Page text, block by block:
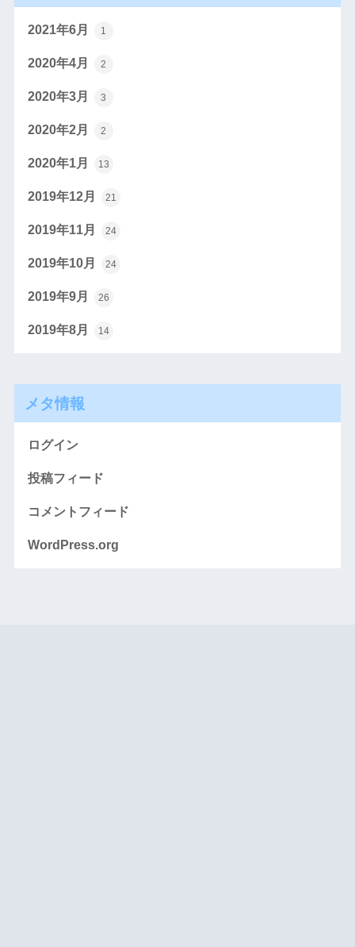
2021年6月 1
2020年4月 2
2020年3月 3
2020年2月 2
2020年1月 13
2019年12月 21
2019年11月 24
2019年10月 24
2019年9月 26
2019年8月 14
メタ情報
ログイン
投稿フィード
コメントフィード
WordPress.org